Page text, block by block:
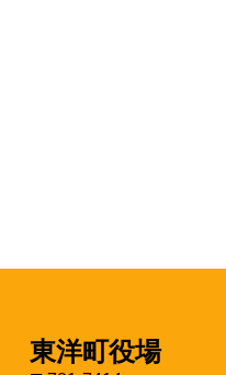
東洋町役場